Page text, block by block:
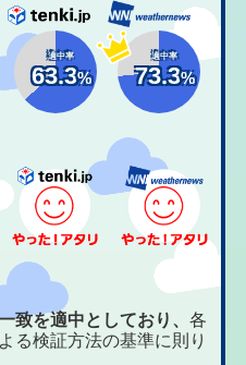
適中率
63.3%
適中率
73.3%
致を適中としており、各
る検証方法の基準に則り